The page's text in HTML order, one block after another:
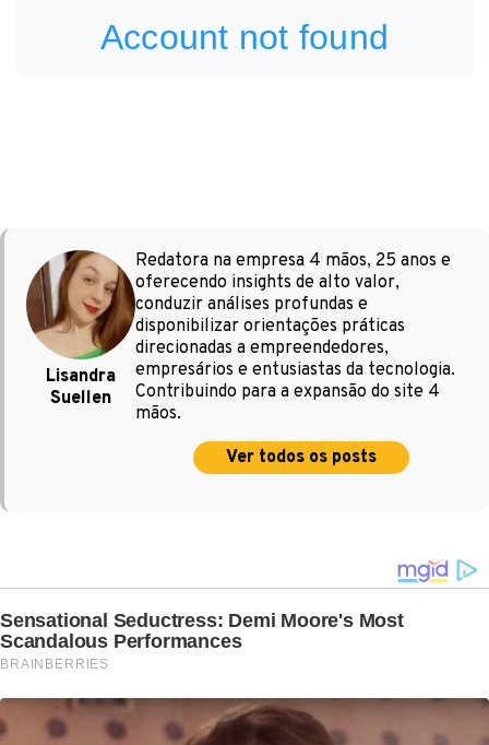
Lisandra
Suellen
Redatora na empresa 4 mãos, 25 anos e
oferecendo insights de alto valor,
conduzir análises profundas e
disponibilizar orientações práticas
direcionadas a empreendedores,
empresários e entusiastas da tecnologia.
Contribuindo para a expansão do site 4
mãos.
Ver todos os posts